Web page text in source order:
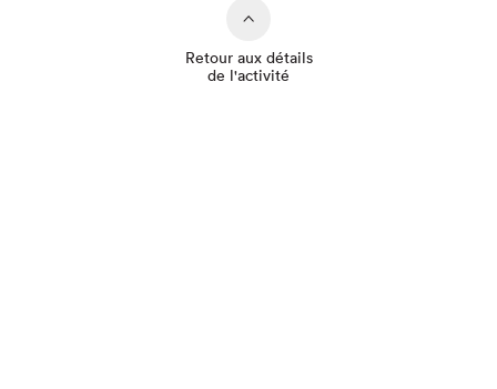
Retour aux détails
de l'activité